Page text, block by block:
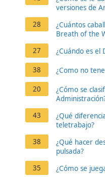
versiones de
28
¿Cuántos
Breath of the
27
¿Cuándo es el
38 ¿Como no
20
¿Cómo se
43
¿Qué
teletrabajo?
38
¿Qué hacer
pulsada?
35
¿Cómo se